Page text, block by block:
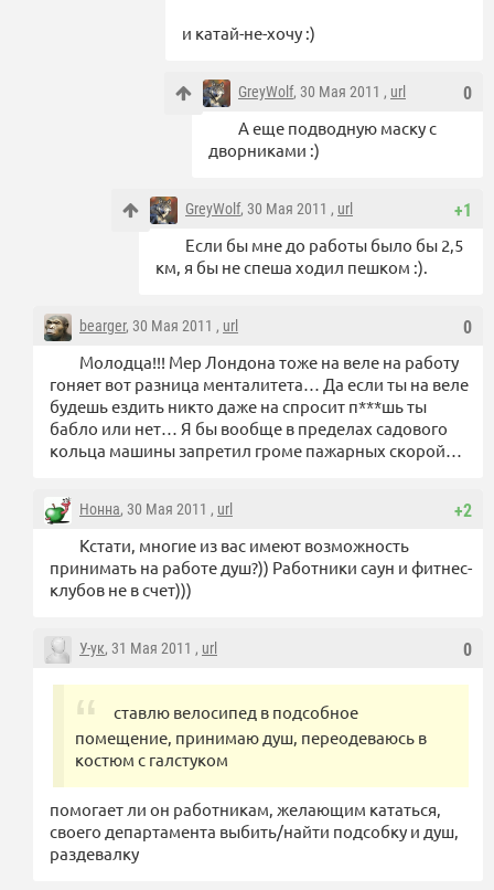
и катай-не-хочу :)
0
GreyWolf, 30 Мая 2011 , url
А еще подводную маску с
дворниками :)
+1
GreyWolf, 30 Мая 2011 , url
Если бы мне до работы было бы 2,5
км, я бы не спеша ходил пешком :).
0
bearger, 30 Мая 2011 , url
Молодца!!! Мер Лондона тоже на веле на работу
гоняет вот разница менталитета… Да если ты на веле
будешь ездить никто даже на спросит п***шь ты
бабло или нет… Я бы вообще в пределах садового
кольца машины запретил громе пажарных скорой…
+2
Нонна, 30 Мая 2011 , url
Кстати, многие из вас имеют возможность
принимать на работе душ?)) Работники саун и фитнес-
клубов не в счет)))
0
У-ук, 31 Мая 2011 , url
ставлю велосипед в подсобное
помещение, принимаю душ, переодеваюсь в
костюм с галстуком
помогает ли он работникам, желающим кататься,
своего департамента выбить/найти подсобку и душ,
раздевалку